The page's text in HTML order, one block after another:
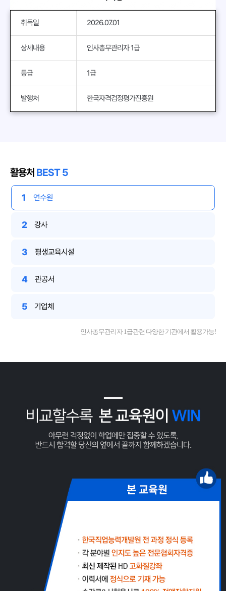
취득일 2026.07.01
상세내용 인사총무관리자 1급
등급 1급
발행처 한국자격검정평가진흥원
활용처 BEST 5
1 연수원
2 강사
3 평생교육시설
4 관공서
5 기업체
인사총무관리자 1급관련 다양한 기관에서 활용가능!